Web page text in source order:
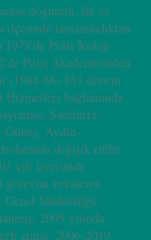
doğumlu, ilk ve
ilçesinde tamamladıktan
1978'de Polis Koleji
Polis Akademisinden
(1984-86) 181.dönem
Hizmetleri bağlamında
Şanlıurfa-
Aydın-
değişik rütbe
yılı içerisinde
vekâleten
Genel Müdürlüğü-
2005 yılında
etmiş; 2006-2019